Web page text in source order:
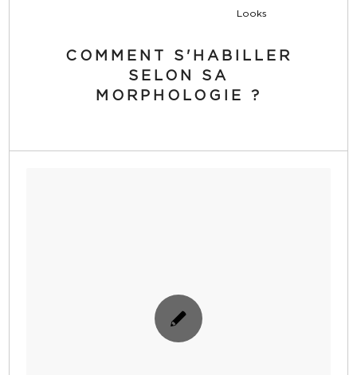
Looks
COMMENT S'HABILLER
SELON SA
MORPHOLOGIE ?